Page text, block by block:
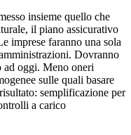
insieme quello che
il piano assicurativo
imprese faranno una sola
Dovranno
ad oggi. Meno oneri
sulle quali basare
semplificazione per
a carico